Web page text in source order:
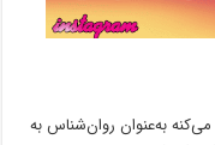
می‌کنه به‌عنوان روان‌شناس به